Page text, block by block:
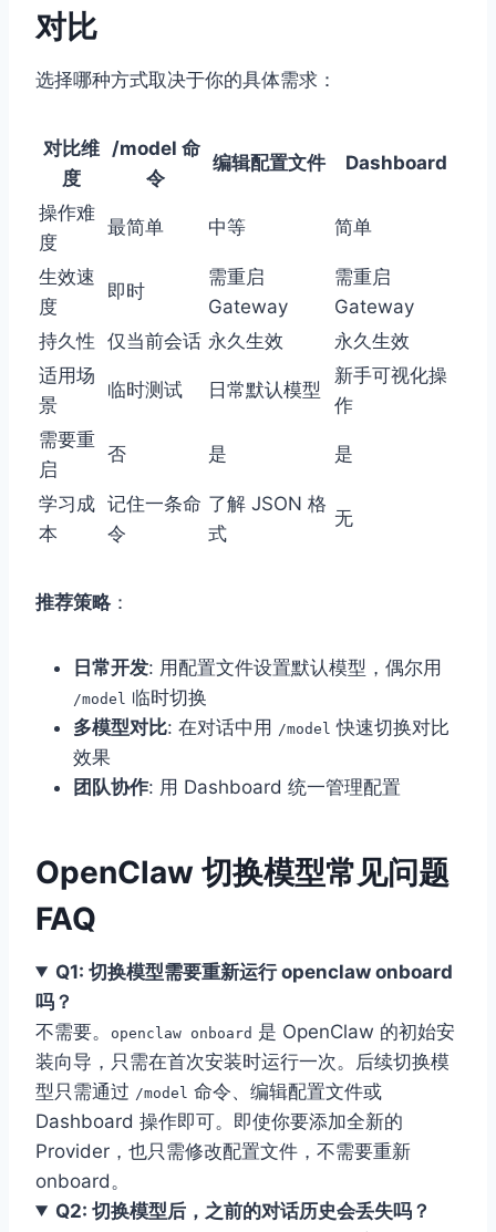
对比
选择哪种方式取决于你的具体需求：
对比维
度
/model 命
令
编辑配置文件 Dashboard
操作难
度
最简单 中等 简单
生效速
度
即时
需重启
Gateway
需重启
Gateway
持久性 仅当前会话 永久生效
永久生效
适用场
景
临时测试 日常默认模型
新手可视化操
作
需要重
启
否 是 是
学习成
本
记住一条命
令
了解 JSON 格
式
无
推荐策略 ：
日常开发: 用配置文件设置默认模型，偶尔用
/model 临时切换
多模型对比: 在对话中用 /model 快速切换对比
效果
团队协作: 用 Dashboard 统一管理配置
OpenClaw 切换模型常见问题
FAQ
Q1: 切换模型需要重新运行 openclaw onboard
吗？
不需要。
openclaw onboard 是 OpenClaw 的初始安
装向导，只需在首次安装时运行一次。后续切换模
型只需通过 /model 命令、编辑配置文件或
Dashboard 操作即可。即使你要添加全新的
Provider，也只需修改配置文件，不需要重新
onboard。
Q2: 切换模型后，之前的对话历史会丢失吗？